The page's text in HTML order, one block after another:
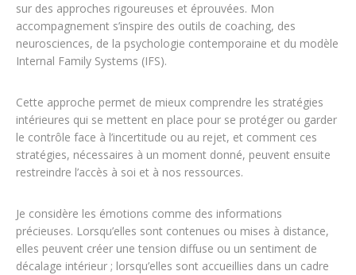
sur des approches rigoureuses et éprouvées. Mon
accompagnement s’inspire des outils de coaching, des
neurosciences, de la psychologie contemporaine et du modèle
Internal Family Systems (IFS).
Cette approche permet de mieux comprendre les stratégies
intérieures qui se mettent en place pour se protéger ou garder
le contrôle face à l’incertitude ou au rejet, et comment ces
stratégies, nécessaires à un moment donné, peuvent ensuite
restreindre l’accès à soi et à nos ressources.
Je considère les émotions comme des informations
précieuses. Lorsqu’elles sont contenues ou mises à distance,
elles peuvent créer une tension diffuse ou un sentiment de
décalage intérieur ; lorsqu’elles sont accueillies dans un cadre